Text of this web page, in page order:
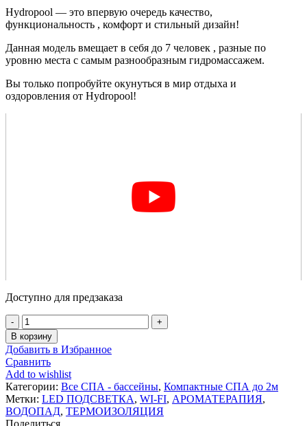
Hydropool — это впервую очередь качество,
функциональность , комфорт и стильный дизайн!
Данная модель вмещает в себя до 7 человек , разные по
уровню места с самым разнообразным гидромассажем.
Вы только попробуйте окунуться в мир отдыха и
оздоровления от Hydropool!
Доступно для предзаказа
Количество
товара
Гидромассажный
СПА
бассейн
Hydropool
Self
Cleaning
720
В корзину
Добавить в Избранное
Сравнить
Add to wishlist
Категории: Все СПА - бассейны, Компактные СПА до 2м
Метки: LED ПОДСВЕТКА, WI-FI, АРОМАТЕРАПИЯ,
ВОДОПАД, ТЕРМОИЗОЛЯЦИЯ
Поделиться